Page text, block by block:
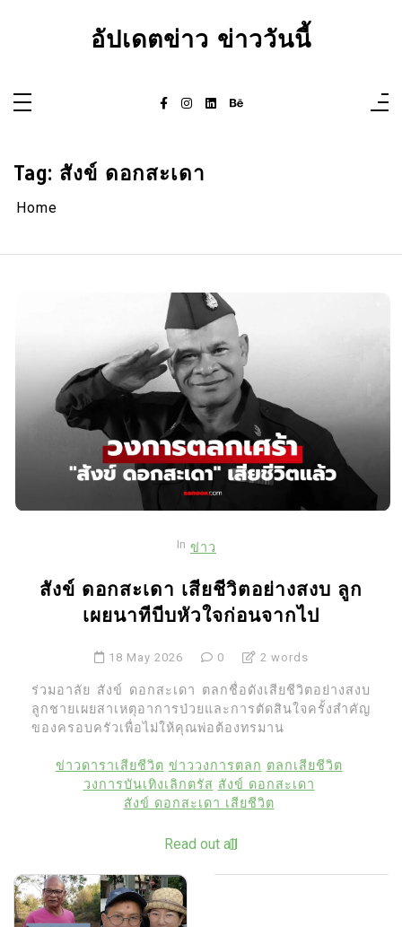
อัปเดตข่าว ข่าววันนี้
Tag: สังข์ ดอกสะเดา
Home
In ข่าว
สังข์ ดอกสะเดา เสียชีวิตอย่างสงบ ลูก
เผยนาทีบีบหัวใจก่อนจากไป
18 May 2026 0 2 words
ร่วมอาลัย สังข์ ดอกสะเดา ตลกชื่อดังเสียชีวิตอย่างสงบ
ลูกชายเผยสาเหตุอาการป่วยและการตัดสินใจครั้งสำคัญ
ของครอบครัวเพื่อไม่ให้คุณพ่อต้องทรมาน
ข่าวดาราเสียชีวิต ข่าววงการตลก ตลกเสียชีวิต
วงการบันเทิงเลิกตรัส สังข์ ดอกสะเดา
สังข์ ดอกสะเดา เสียชีวิต
Read out all